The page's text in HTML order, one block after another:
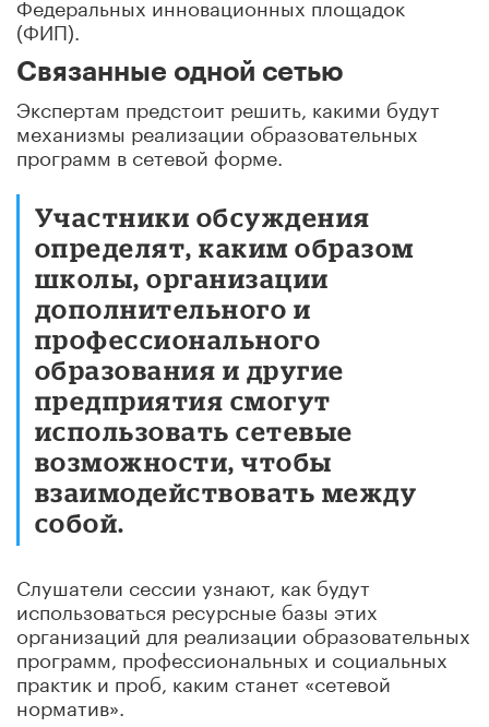
(ФИП).
Связанные одной сетью
Экспертам предстоит решить, какими будут
механизмы реализации образовательных
программ в сетевой форме.
Участники обсуждения
определят, каким образом
школы, организации
дополнительного и
профессионального
образования и другие
предприятия смогут
использовать сетевые
возможности, чтобы
взаимодействовать между
собой.
Слушатели сессии узнают, как будут
использоваться ресурсные базы этих
организаций для реализации образовательных
программ, профессиональных и социальных
практик и проб, каким станет «сетевой
норматив».